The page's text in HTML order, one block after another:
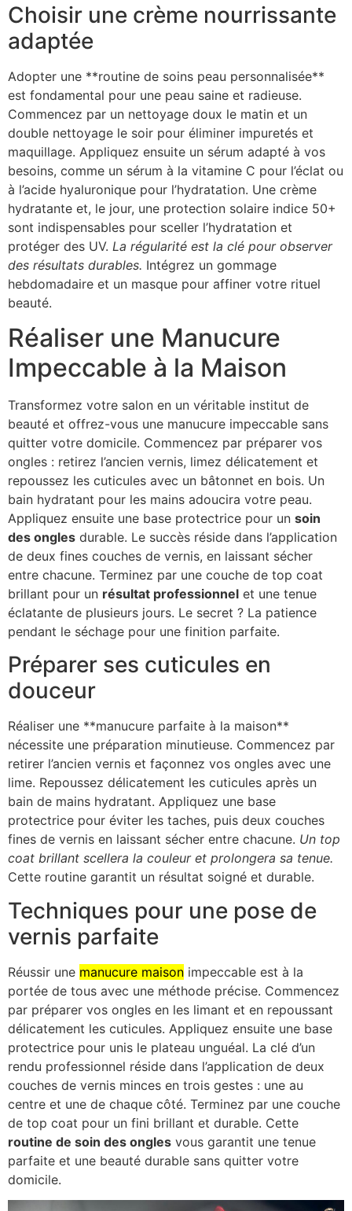
Choisir une crème nourrissante
adaptée
Adopter une **routine de soins peau personnalisée**
est fondamental pour une peau saine et radieuse.
Commencez par un nettoyage doux le matin et un
double nettoyage le soir pour éliminer impuretés et
maquillage. Appliquez ensuite un sérum adapté à vos
besoins, comme un sérum à la vitamine C pour l’éclat ou
à l’acide hyaluronique pour l’hydratation. Une crème
hydratante et, le jour, une protection solaire indice 50+
sont indispensables pour sceller l’hydratation et
protéger des UV. La régularité est la clé pour observer
des résultats durables. Intégrez un gommage
hebdomadaire et un masque pour affiner votre rituel
beauté.
Réaliser une Manucure
Impeccable à la Maison
Transformez votre salon en un véritable institut de
beauté et offrez-vous une manucure impeccable sans
quitter votre domicile. Commencez par préparer vos
ongles : retirez l’ancien vernis, limez délicatement et
repoussez les cuticules avec un bâtonnet en bois. Un
bain hydratant pour les mains adoucira votre peau.
Appliquez ensuite une base protectrice pour un soin
des ongles durable. Le succès réside dans l’application
de deux fines couches de vernis, en laissant sécher
entre chacune. Terminez par une couche de top coat
brillant pour un résultat professionnel et une tenue
éclatante de plusieurs jours. Le secret ? La patience
pendant le séchage pour une finition parfaite.
Préparer ses cuticules en
douceur
Réaliser une **manucure parfaite à la maison**
nécessite une préparation minutieuse. Commencez par
retirer l’ancien vernis et façonnez vos ongles avec une
lime. Repoussez délicatement les cuticules après un
bain de mains hydratant. Appliquez une base
protectrice pour éviter les taches, puis deux couches
fines de vernis en laissant sécher entre chacune. Un top
coat brillant scellera la couleur et prolongera sa tenue.
Cette routine garantit un résultat soigné et durable.
Techniques pour une pose de
vernis parfaite
Réussir une manucure maison impeccable est à la
portée de tous avec une méthode précise. Commencez
par préparer vos ongles en les limant et en repoussant
délicatement les cuticules. Appliquez ensuite une base
protectrice pour unis le plateau unguéal. La clé d’un
rendu professionnel réside dans l’application de deux
couches de vernis minces en trois gestes : une au
centre et une de chaque côté. Terminez par une couche
de top coat pour un fini brillant et durable. Cette
routine de soin des ongles vous garantit une tenue
parfaite et une beauté durable sans quitter votre
domicile.